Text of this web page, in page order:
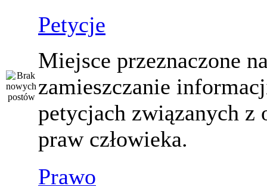
Petycje
Miejsce przeznaczone
zamieszczanie
petycjach związanych z
praw człowieka.
Prawo